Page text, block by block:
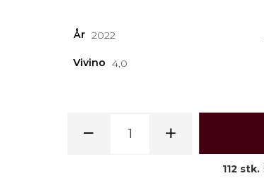
År 2022
Vivino 4,0
112 stk.